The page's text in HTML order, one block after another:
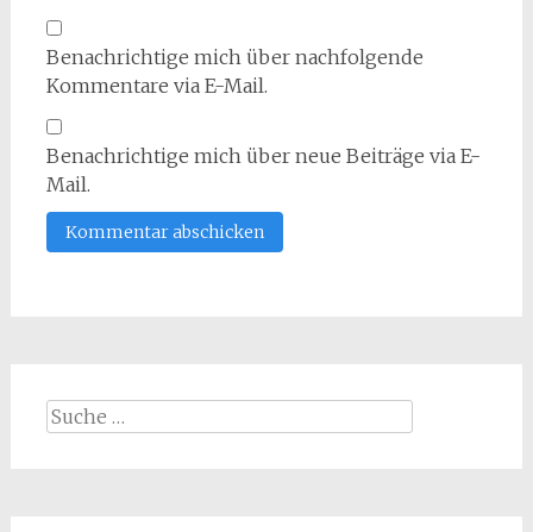
Benachrichtige mich über nachfolgende
Kommentare via E-Mail.
Benachrichtige mich über neue Beiträge via E-
Mail.
Suche